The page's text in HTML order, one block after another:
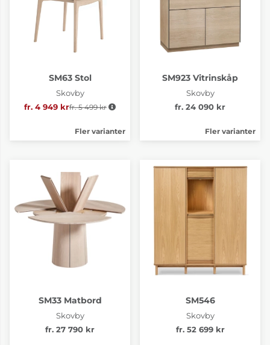
SM63 Stol
Skovby
fr. 4 949 krOrdinarie pris:
fr. 5 499 kr
Fler varianter
SM923 Vitrinskåp
Skovby
fr. 24 090 kr
Fler varianter
SM33 Matbord
Skovby
fr. 27 790 kr
SM546
Skovby
fr. 52 699 kr